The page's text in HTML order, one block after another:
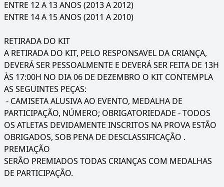
ENTRE 12 A 13 ANOS (2013 A 2012)
ENTRE 14 A 15 ANOS (2011 A 2010)
RETIRADA DO KIT
A RETIRADA DO KIT, PELO RESPONSAVEL DA CRIANÇA,
DEVERÁ SER PESSOALMENTE E DEVERÁ SER FEITA DE 13H
ÀS 17:00H NO DIA 06 DE DEZEMBRO O KIT CONTEMPLA
AS SEGUINTES PEÇAS:
- CAMISETA ALUSIVA AO EVENTO, MEDALHA DE
PARTICIPAÇÃO, NÚMERO; OBRIGATORIEDADE - TODOS
OS ATLETAS DEVIDAMENTE INSCRITOS NA PROVA ESTÃO
OBRIGADOS, SOB PENA DE DESCLASSIFICAÇÃO .
PREMIAÇÃO
SERÃO PREMIADOS TODAS CRIANÇAS COM MEDALHAS
DE PARTICIPAÇÃO.